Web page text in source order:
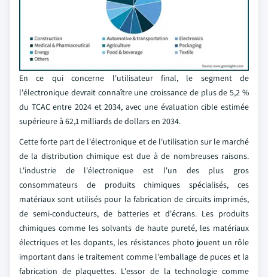
En ce qui concerne l'utilisateur final, le segment de
l'électronique devrait connaître une croissance de plus de 5,2 %
du TCAC entre 2024 et 2034, avec une évaluation cible estimée
supérieure à 62,1 milliards de dollars en 2034.
Cette forte part de l'électronique et de l'utilisation sur le marché
de la distribution chimique est due à de nombreuses raisons.
L'industrie de l'électronique est l'un des plus gros
consommateurs de produits chimiques spécialisés, ces
matériaux sont utilisés pour la fabrication de circuits imprimés,
de semi-conducteurs, de batteries et d'écrans. Les produits
chimiques comme les solvants de haute pureté, les matériaux
électriques et les dopants, les résistances photo jouent un rôle
important dans le traitement comme l'emballage de puces et la
fabrication de plaquettes. L'essor de la technologie comme